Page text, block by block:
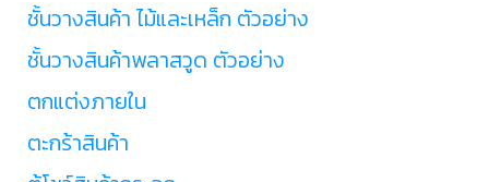
ชั้นวางสินค้า ไม้และเหล็ก ตัวอย่าง
ชั้นวางสินค้าพลาสวูด ตัวอย่าง
ตกแต่งภายใน
ตะกร้าสินค้า